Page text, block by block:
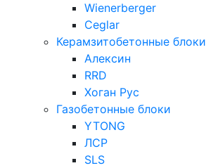
Wienerberger
Ceglar
Керамзитобетонные блоки
Алексин
RRD
Хоган Рус
Газобетонные блоки
YTONG
ЛСР
SLS